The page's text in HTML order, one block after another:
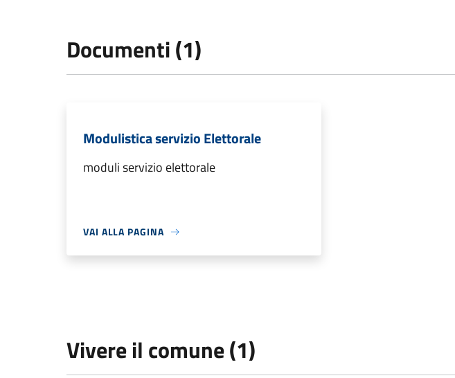
Documenti (1)
Modulistica servizio Elettorale
moduli servizio elettorale
VAI ALLA PAGINA
Vivere il comune (1)